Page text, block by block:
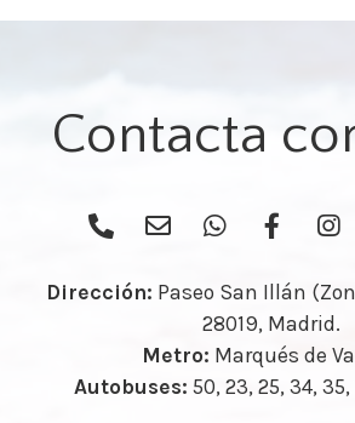
Contacta
Dirección: Paseo San Illán
28019, Madrid.
Metro: Marqués de
Autobuses: 50, 23, 25, 34, 35,